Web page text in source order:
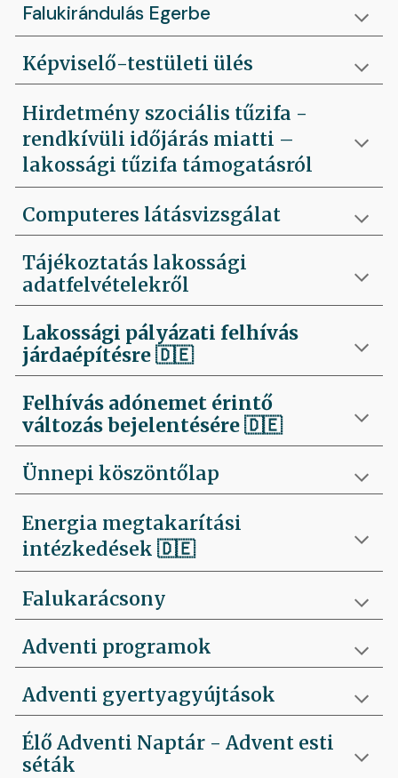
Falukirándulás Egerbe
Képviselő-testületi ülés
Hirdetmény szociális tűzifa -
rendkívüli időjárás miatti –
lakossági tűzifa támogatásról
Computeres látásvizsgálat
Tájékoztatás lakossági
adatfelvételekről
Lakossági pályázati felhívás
járdaépítésre🇩🇪
Felhívás adónemet érintő
változás bejelentésére 🇩🇪
Ünnepi köszöntőlap
Energia megtakarítási
intézkedések 🇩🇪
Falukarácsony
Adventi programok
Adventi gyertyagyújtások
Élő Adventi Naptár - Advent esti
séták